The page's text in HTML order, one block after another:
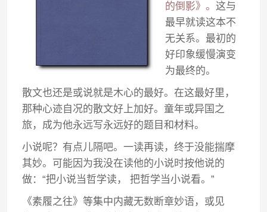
的倒影》。这与
最早就读这本不
无关系。最初的
好印象缓慢演变
为最终的。
散文也还是或说就是木心的最好。在这最好里，
那种心迹自况的散文好上加好。童年或异国之
旅，成为他永远写永远好的题目和材料。
小说呢？有点儿隔吧。一读再读，终于没能揣摩
其妙。可能因为我没在读他的小说时按他说的
做：“把小说当哲学读， 把哲学当小说看。”
《素履之往》等集中内藏无数断章妙语，或见